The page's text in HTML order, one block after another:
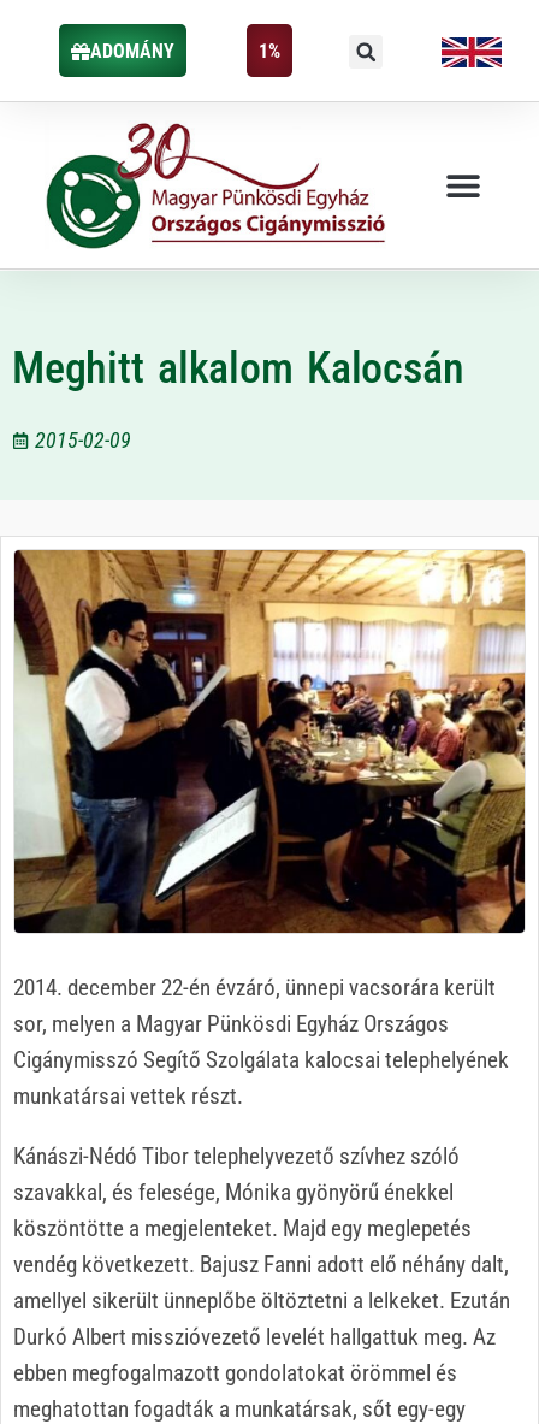
ADOMÁNY 1%
Meghitt alkalom Kalocsán
2015-02-09
2014. december 22-én évzáró, ünnepi vacsorára került
sor, melyen a Magyar Pünkösdi Egyház Országos
Cigánymisszó Segítő Szolgálata kalocsai telephelyének
munkatársai vettek részt.
Kánászi-Nédó Tibor telephelyvezető szívhez szóló
szavakkal, és felesége, Mónika gyönyörű énekkel
köszöntötte a megjelenteket. Majd egy meglepetés
vendég következett. Bajusz Fanni adott elő néhány dalt,
amellyel sikerült ünneplőbe öltöztetni a lelkeket. Ezután
Durkó Albert misszióvezető levelét hallgattuk meg. Az
ebben megfogalmazott gondolatokat örömmel és
meghatottan fogadták a munkatársak, sőt egy-egy